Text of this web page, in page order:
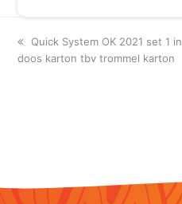
previous
post:
Quick System OK 2021 set 1 in
doos karton tbv trommel karton